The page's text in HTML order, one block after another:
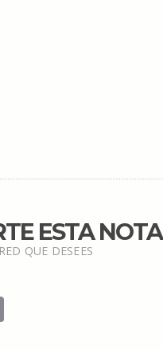
ESTA NOTA
QUE DESEES
Email